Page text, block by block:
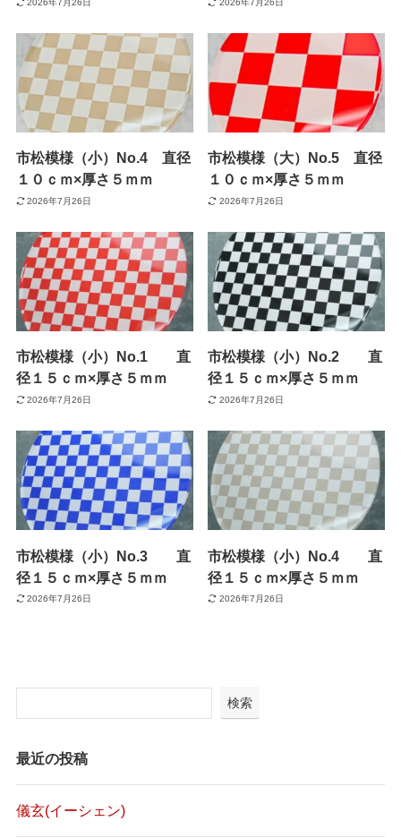
市松模様（小）No.4 直径
１０ｃｍ×厚さ５ｍｍ
2026年7月26日
市松模様（大）No.5 直径
１０ｃｍ×厚さ５ｍｍ
2026年7月26日
市松模様（小）No.1 直
径１５ｃｍ×厚さ５ｍｍ
2026年7月26日
市松模様（小）No.2 直
径１５ｃｍ×厚さ５ｍｍ
2026年7月26日
市松模様（小）No.3 直
径１５ｃｍ×厚さ５ｍｍ
2026年7月26日
市松模様（小）No.4 直
径１５ｃｍ×厚さ５ｍｍ
2026年7月26日
検索
最近の投稿
儀玄(イーシェン)